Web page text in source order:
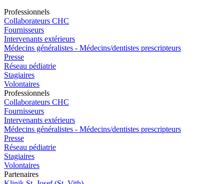
Professionnels
Collaborateurs CHC
Fournisseurs
Intervenants extérieurs
Médecins généralistes - Médecins/dentistes prescripteurs
Presse
Réseau pédiatrie
Stagiaires
Volontaires
Professionnels
Collaborateurs CHC
Fournisseurs
Intervenants extérieurs
Médecins généralistes - Médecins/dentistes prescripteurs
Presse
Réseau pédiatrie
Stagiaires
Volontaires
Partenaires